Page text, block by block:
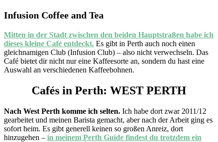
Infusion Coffee and Tea
Mitten in der Stadt zwischen den beiden Hauptstraßen habe ich
dieses kleine Café entdeckt. Es gibt in Perth auch noch einen
gleichnamigen Club (Infusion Club) – also nicht verwechseln. Das
Café bietet dir nicht nur eine Kaffeesorte an, sondern du hast eine
Auswahl an verschiedenen Kaffeebohnen.
Cafés in Perth: WEST PERTH
Nach West Perth komme ich selten. Ich habe dort zwar 2011/12
gearbeitet und meinen Barista gemacht, aber nach der Arbeit ging es
sofort heim. Es gibt generell keinen so großen Anreiz, dort
hinzugehen – in meinem Perth Guide findest du trotzdem ein